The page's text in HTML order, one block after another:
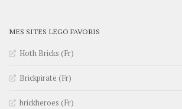
MES SITES LEGO FAVORIS
Hoth Bricks (Fr)
Brickpirate (Fr)
brickheroes (Fr)